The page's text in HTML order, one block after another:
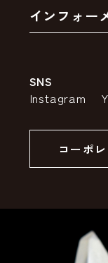
アウトレットセ
お支払いについて
インフォー
特定商取引法の
SSLサーバー証
SNS
Instagram
コーポ